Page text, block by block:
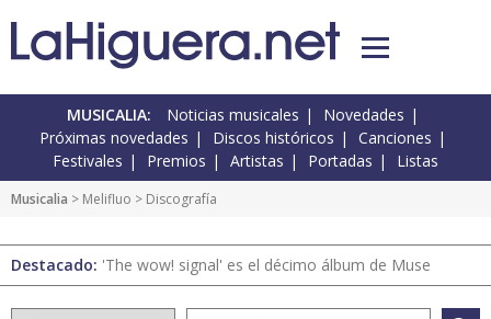
MUSICALIA: Noticias musicales
Novedades
Próximas novedades
Discos históricos
Canciones
Festivales
Premios Artistas Portadas Listas
Musicalia > Melifluo > Discografía
Destacado: 'The wow! signal' es el décimo álbum de Muse